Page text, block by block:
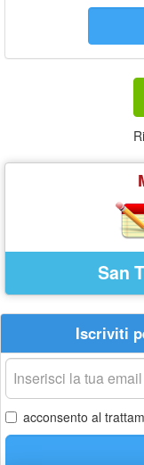
San
Iscriviti
La
tua
email
acconsento al